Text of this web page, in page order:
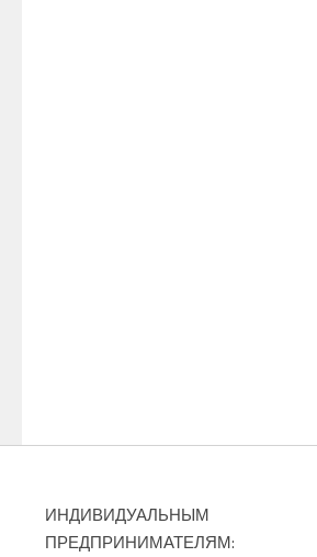
ИНДИВИДУАЛЬНЫМ
ПРЕДПРИНИМАТЕЛЯМ: